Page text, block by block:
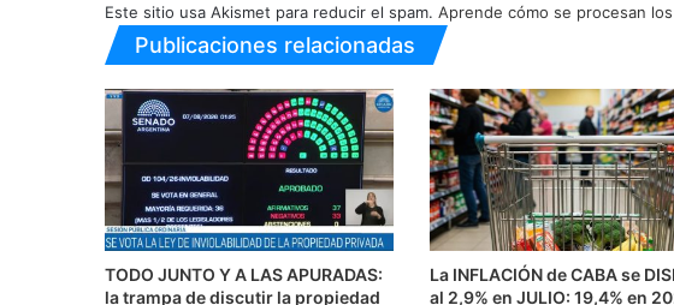
Este sitio usa Akismet para reducir el spam. Aprende cómo se procesan
Publicaciones relacionadas
TODO JUNTO Y A LAS APURADAS:
la trampa de discutir la propiedad
La INFLACIÓN de CABA se
al 2,9% en JULIO: 19,4% en